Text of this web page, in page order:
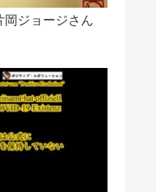
岡ジョージさん